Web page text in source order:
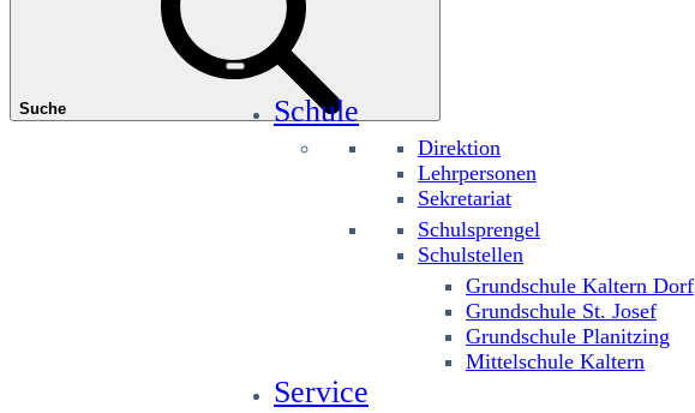
Suche Schule
Direktion
Lehrpersonen
Sekretariat
Schulsprengel
Schulstellen
Grundschule Kaltern Dorf
Grundschule St. Josef
Grundschule Planitzing
Mittelschule Kaltern
Service